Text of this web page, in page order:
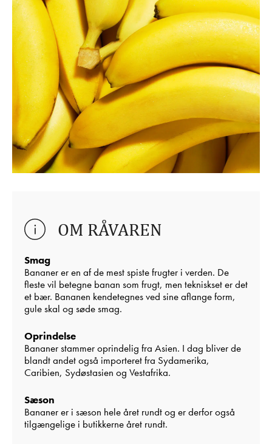
OM RÅVAREN
Smag
Bananer er en af de mest spiste frugter i verden. De
fleste vil betegne banan som frugt, men tekniskset er det
et bær. Bananen kendetegnes ved sine aflange form,
gule skal og søde smag.
Oprindelse
Bananer stammer oprindelig fra Asien. I dag bliver de
blandt andet også importeret fra Sydamerika,
Caribien, Sydøstasien og Vestafrika.
Sæson
Bananer er i sæson hele året rundt og er derfor også
tilgængelige i butikkerne året rundt.